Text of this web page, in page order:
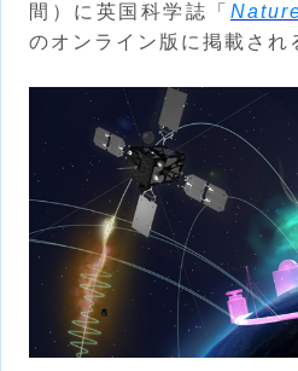
間）に英国科学誌「
のオンライン版に掲載され